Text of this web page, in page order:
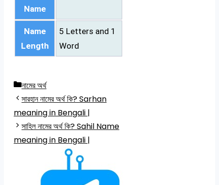
Name
Name
Length
5 Letters and 1
Word
Categories
নামের অর্থ
সারহান নামের অর্থ কি? Sarhan
meaning in Bengali |
সাহিল নামের অর্থ কি? Sahil Name
meaning in Bengali |